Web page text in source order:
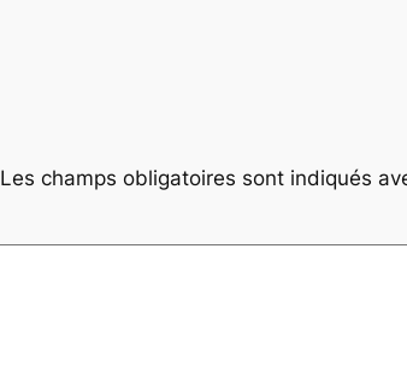
Les champs obligatoires sont indiqués